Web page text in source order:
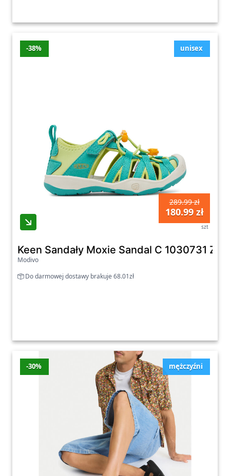
unisex
-38%
289.99 zł
180.99 zł
szt
Keen Sandały Moxie Sandal C 1030731
Modivo
Do darmowej dostawy brakuje 68.01zł
mężczyźni
-30%